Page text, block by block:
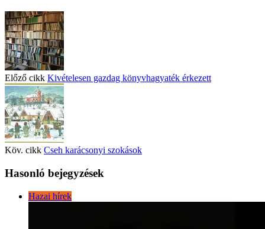
Előző cikk Kivételesen gazdag könyvhagyaték érkezett
Köv. cikk Cseh karácsonyi szokások
Hasonló bejegyzések
Hazai hírek